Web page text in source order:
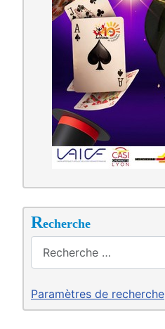
Recherche
Paramètres de recherche